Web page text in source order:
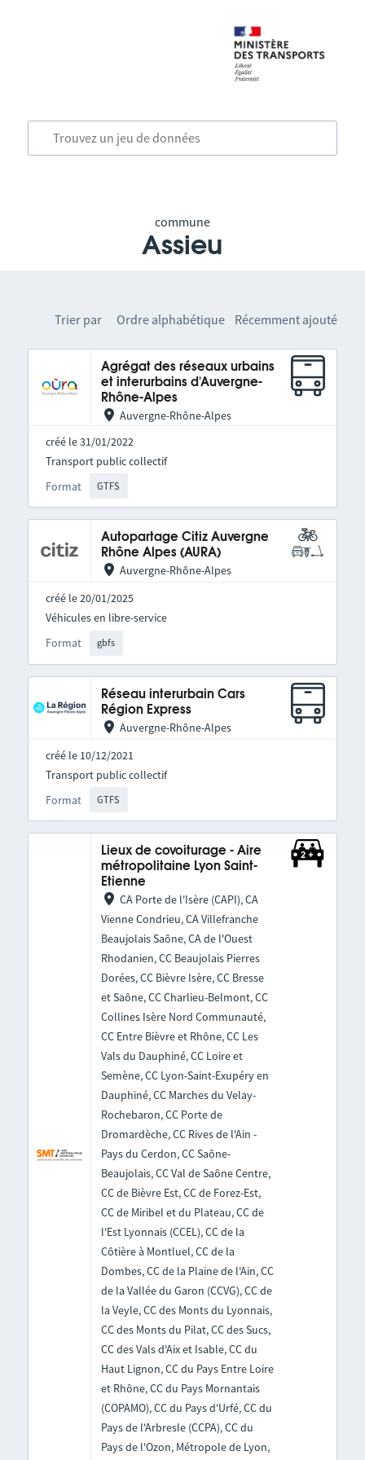
commune
Assieu
Trier par Ordre alphabétique Récemment ajouté
Agrégat des réseaux urbains
et interurbains d'Auvergne-
Rhône-Alpes
Auvergne-Rhône-Alpes
créé le 31/01/2022
Format GTFS
Transport public collectif
Autopartage Citiz Auvergne
Rhône Alpes (AURA)
Auvergne-Rhône-Alpes
créé le 20/01/2025
Format gbfs
Véhicules en libre-service
Réseau interurbain Cars
Région Express
Auvergne-Rhône-Alpes
créé le 10/12/2021
Format GTFS
Transport public collectif
Lieux de covoiturage - Aire
métropolitaine Lyon Saint-
Etienne
CA Porte de l'Isère (CAPI), CA
Vienne Condrieu, CA Villefranche
Beaujolais Saône, CA de l'Ouest
Rhodanien, CC Beaujolais Pierres
Dorées, CC Bièvre Isère, CC Bresse
et Saône, CC Charlieu-Belmont, CC
Collines Isère Nord Communauté,
CC Entre Bièvre et Rhône, CC Les
Vals du Dauphiné, CC Loire et
Semène, CC Lyon-Saint-Exupéry en
Dauphiné, CC Marches du Velay-
Rochebaron, CC Porte de
Dromardèche, CC Rives de l'Ain -
Pays du Cerdon, CC Saône-
Beaujolais, CC Val de Saône Centre,
CC de Bièvre Est, CC de Forez-Est,
CC de Miribel et du Plateau, CC de
l'Est Lyonnais (CCEL), CC de la
Côtière à Montluel, CC de la
Dombes, CC de la Plaine de l'Ain, CC
de la Vallée du Garon (CCVG), CC de
la Veyle, CC des Monts du Lyonnais,
CC des Monts du Pilat, CC des Sucs,
CC des Vals d'Aix et Isable, CC du
Haut Lignon, CC du Pays Entre Loire
et Rhône, CC du Pays Mornantais
(COPAMO), CC du Pays d'Urfé, CC du
Pays de l'Arbresle (CCPA), CC du
Pays de l'Ozon, Métropole de Lyon,